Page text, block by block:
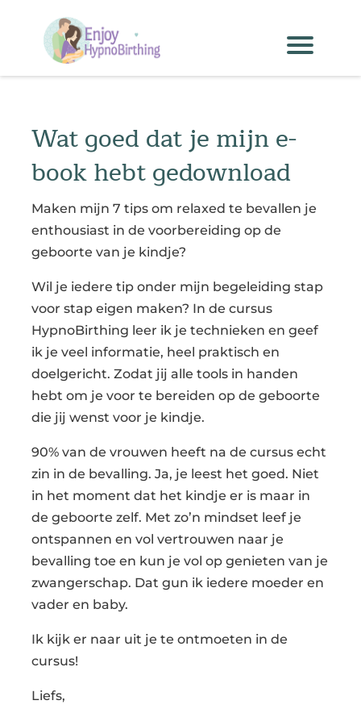
Wat goed dat je mijn e-
book hebt gedownload
Maken mijn 7 tips om relaxed te bevallen je
enthousiast in de voorbereiding op de
geboorte van je kindje?
Wil je iedere tip onder mijn begeleiding stap
voor stap eigen maken? In de cursus
HypnoBirthing leer ik je technieken en geef
ik je veel informatie, heel praktisch en
doelgericht. Zodat jij alle tools in handen
hebt om je voor te bereiden op de geboorte
die jij wenst voor je kindje.
90% van de vrouwen heeft na de cursus echt
zin in de bevalling. Ja, je leest het goed. Niet
in het moment dat het kindje er is maar in
de geboorte zelf. Met zo’n mindset leef je
ontspannen en vol vertrouwen naar je
bevalling toe en kun je vol op genieten van je
zwangerschap. Dat gun ik iedere moeder en
vader en baby.
Ik kijk er naar uit je te ontmoeten in de
cursus!
Liefs,